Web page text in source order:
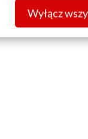
Wyłącz